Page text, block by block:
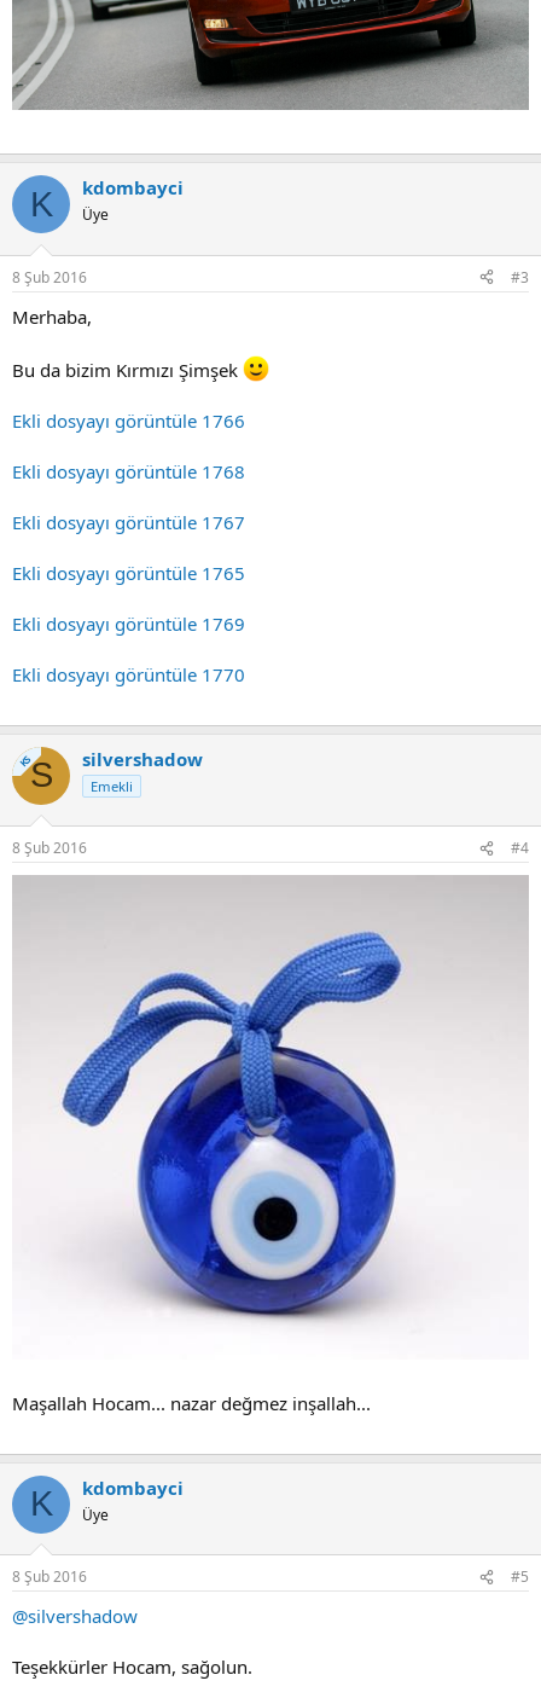
K kdombayci
Üye
8 Şub 2016 #3
Merhaba,
Bu da bizim Kırmızı Şimşek
Ekli dosyayı görüntüle 1766
Ekli dosyayı görüntüle 1768
Ekli dosyayı görüntüle 1767
Ekli dosyayı görüntüle 1765
Ekli dosyayı görüntüle 1769
Ekli dosyayı görüntüle 1770
KSS silvershadow
Emekli
8 Şub 2016 #4
Maşallah Hocam... nazar değmez inşallah...
K kdombayci
Üye
8 Şub 2016 #5
@silvershadow
Teşekkürler Hocam, sağolun.